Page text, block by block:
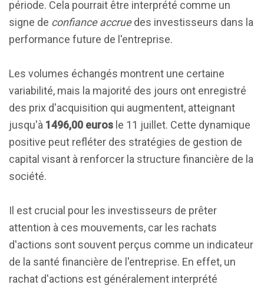
période. Cela pourrait être interprété comme un
signe de confiance accruedes investisseurs dans la
performance future de l'entreprise.
Les volumes échangés montrent une certaine
variabilité, mais la majorité des jours ont enregistré
des prix d'acquisition qui augmentent, atteignant
jusqu'à 1496,00 euros le 11 juillet. Cette dynamique
positive peut refléter des stratégies de gestion de
capital visant à renforcer la structure financière de la
société.
Il est crucial pour les investisseurs de prêter
attention à ces mouvements, car les rachats
d'actions sont souvent perçus comme un indicateur
de la santé financière de l'entreprise. En effet, un
rachat d'actions est généralement interprété